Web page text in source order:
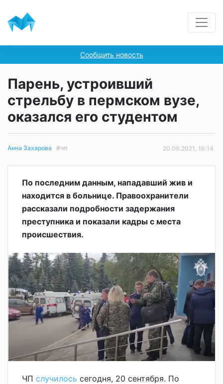
Сообщить новость
Парень, устроивший
стрельбу в пермском вузе,
оказался его студентом
Анна Захарова #чп 20.09.2021, 16:14
По последним данным, нападавший жив и
находится в больнице. Правоохранители
рассказали подробности задержания
преступника и показали кадры с места
происшествия.
ЧП случилось сегодня, 20 сентября. По